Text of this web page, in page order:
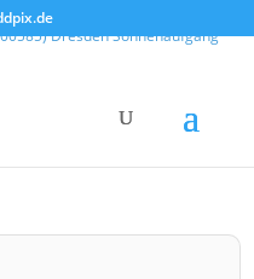
Dresden Sonnenaufgang